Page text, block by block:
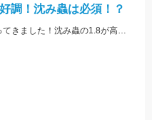
調！沈み蟲は必須！？
GW最終日の日曜日でしたが五三川に行ってきました！沈み蟲の1.8が高反応でした！沈み蟲1.8のズル引きで釣果を出せてオフセットフックなので根掛かりも少なくてオススメですよ！